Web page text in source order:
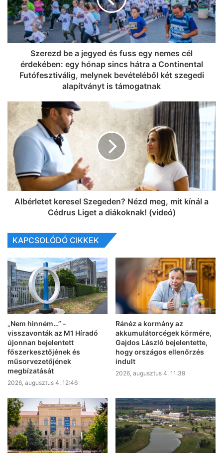
Szerezd be a jegyed és fuss egy nemes cél
érdekében: egy hónap sincs hátra a Continental
Futófesztiválig, melynek bevételéből két szegedi
alapítványt is támogatnak
Albérletet keresel Szegeden? Nézd meg, mit kínál a
Cédrus Liget a diákoknak! (videó)
KAPCSOLÓDÓ CIKKEK
„Nem hinném…” –
visszavonták az M1 Híradó
újonnan bejelentett
főszerkesztőjének és
műsorvezetőjének
megbízatását
2026, augusztus 4. 12:46
Ránéz a kormány az
akkumulátorcégek körmére,
Gajdos László bejelentette,
hogy országos ellenőrzés
indult
2026, augusztus 4. 11:39